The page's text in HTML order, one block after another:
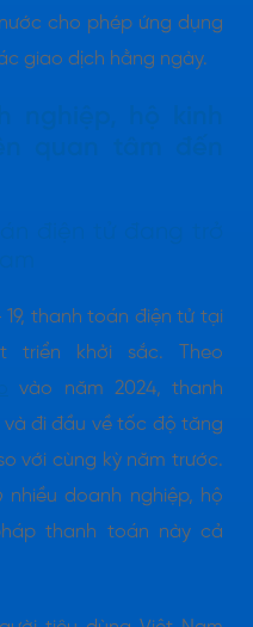
cho phép ứng dụng
giao dịch hằng ngày.
thanh toán điện tử tại
triển khởi sắc. Theo
vào năm 2024, thanh
đi đầu về tốc độ tăng
với cùng kỳ năm trước.
doanh nghiệp, hộ
thanh toán này cả